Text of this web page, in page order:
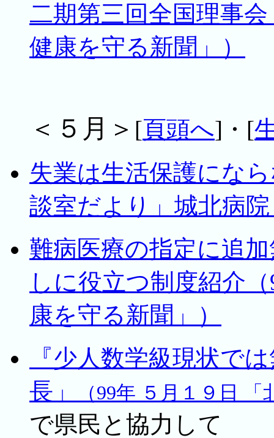
二期第三回全国理事
健康を守る新聞」）
＜５月＞ [頁頭へ]・[
失業は生活保護にな
談室だより」城北病
難病医療の指定に追
しに役立つ制度紹介
康を守る新聞」）
『少人数学級現状で
長」
（99年 ５月１９日
で県民と協力して